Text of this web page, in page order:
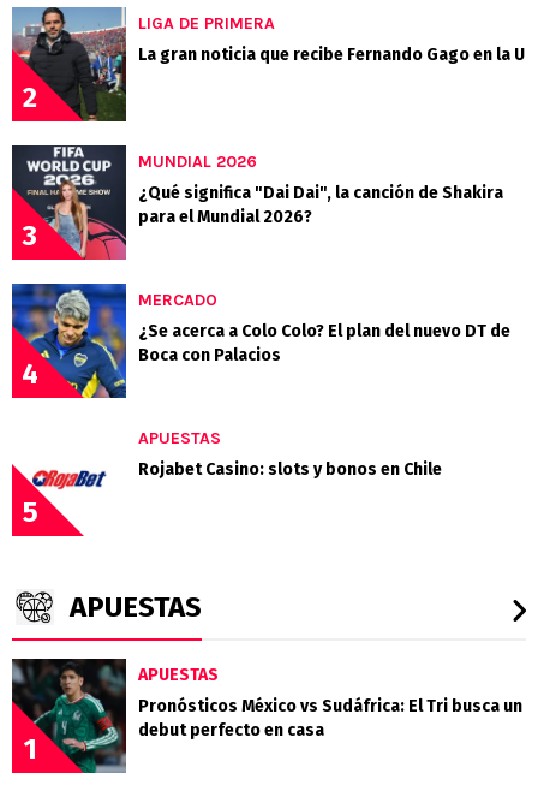
2
LIGA DE PRIMERA
La gran noticia que recibe Fernando Gago en la U
3
MUNDIAL 2026
¿Qué significa "Dai Dai", la canción de Shakira
para el Mundial 2026?
4
MERCADO
¿Se acerca a Colo Colo? El plan del nuevo DT de
Boca con Palacios
5
APUESTAS
Rojabet Casino: slots y bonos en Chile
APUESTAS
1
APUESTAS
Pronósticos México vs Sudáfrica: El Tri busca un
debut perfecto en casa